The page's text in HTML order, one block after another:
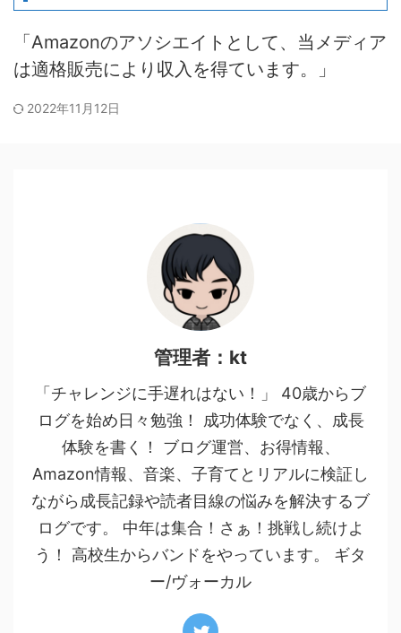
「Amazonのアソシエイトとして、当メディア
は適格販売により収入を得ています。」
2022年11月12日
管理者：kt
「チャレンジに手遅れはない！」 40歳からブ
ログを始め日々勉強！ 成功体験でなく、成長
体験を書く！ ブログ運営、お得情報、
Amazon情報、音楽、子育てとリアルに検証し
ながら成長記録や読者目線の悩みを解決するブ
ログです。 中年は集合！さぁ！挑戦し続けよ
う！ 高校生からバンドをやっています。 ギタ
ー/ヴォーカル